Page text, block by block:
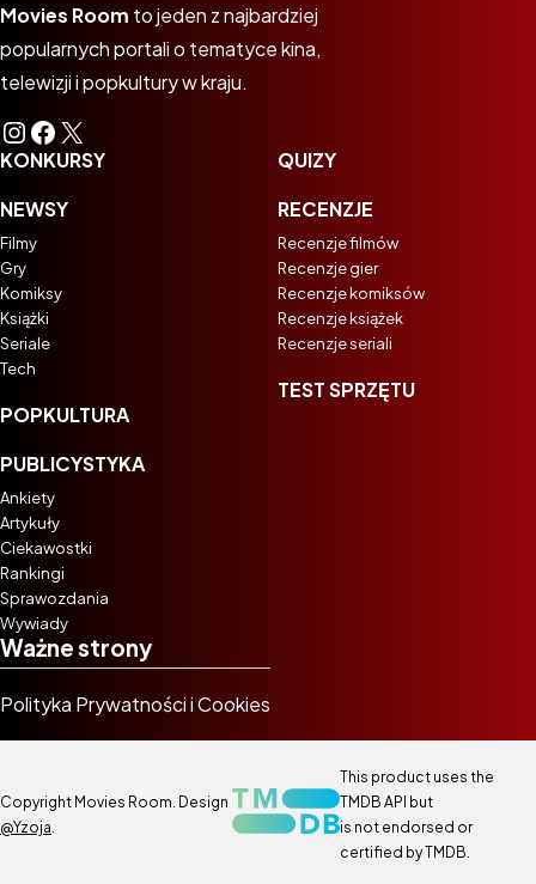
Movies Room to jeden z najbardziej
popularnych portali o tematyce kina,
telewizji i popkultury w kraju.
Instagram
Facebook
X
KONKURSY
NEWSY
Filmy
Gry
Komiksy
Książki
Seriale
Tech
POPKULTURA
PUBLICYSTYKA
Ankiety
Artykuły
Ciekawostki
Rankingi
Sprawozdania
Wywiady
QUIZY
RECENZJE
Recenzje filmów
Recenzje gier
Recenzje komiksów
Recenzje książek
Recenzje seriali
TEST SPRZĘTU
Ważne strony
Polityka Prywatności i Cookies
Copyright Movies Room. Design
@Yzoja
This product uses the
TMDB API but
is not endorsed or
certified by TMDB.